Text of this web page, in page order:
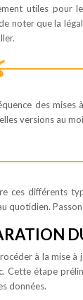
utiles pour
noter que la
des
versions au
ces différents
quotidien.
à la mise
Cette étape
données.